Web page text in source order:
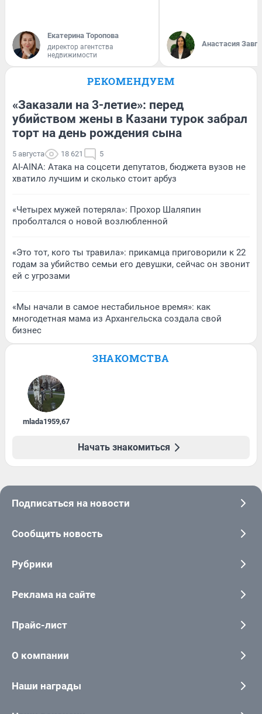
Екатерина Торопова
директор агентства
недвижимости
Анастасия
РЕКОМЕНДУЕМ
«Заказали на 3-летие»: перед
убийством жены в Казани турок забрал
торт на день рождения сына
5 августа 18 621 5
AI-AINA: Атака на соцсети депутатов, бюджета вузов не
хватило лучшим и сколько стоит арбуз
«Четырех мужей потеряла»: Прохор Шаляпин
проболтался о новой возлюбленной
«Это тот, кого ты травила»: прикамца приговорили к 22
годам за убийство семьи его девушки, сейчас он звонит
ей с угрозами
«Мы начали в самое нестабильное время»: как
многодетная мама из Архангельска создала свой
бизнес
ЗНАКОМСТВА
mlada1959,67
Начать знакомиться
Подписаться на новости
Сообщить новость
Рубрики
Реклама на сайте
Прайс-лист
О компании
Наши награды